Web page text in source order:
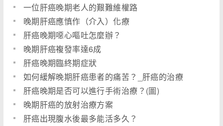
一位肝癌晚期老人的艱難維權路
晚期肝癌應慎作（介入）化療
肝癌晚期噁心嘔吐怎麼辦？
晚期肝癌複發率達6成
肝癌晚期臨終期症狀
如何緩解晚期肝癌患者的痛苦？_肝癌的治療
肝癌晚期是否可以進行手術治療？(圖)
晚期肝癌的放射治療方案
肝癌出現腹水後最多能活多久？